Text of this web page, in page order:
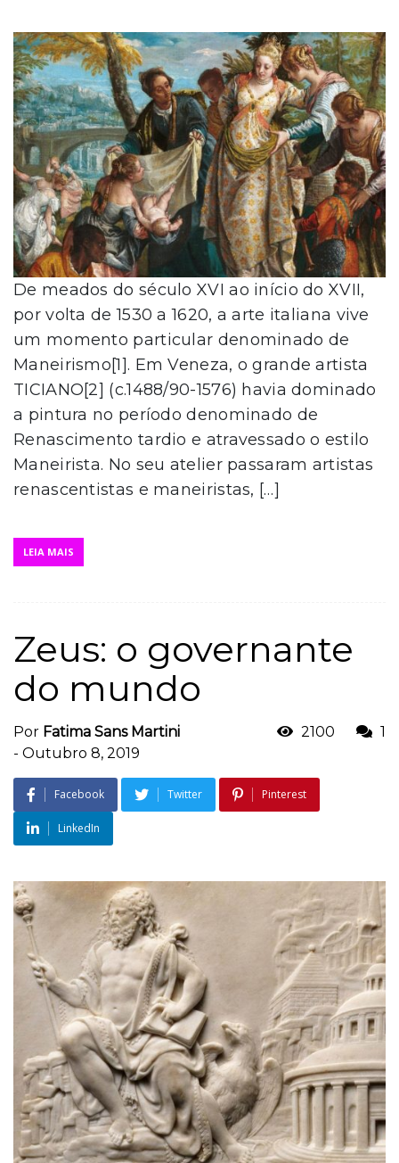
De meados do século XVI ao início do XVII,
por volta de 1530 a 1620, a arte italiana vive
um momento particular denominado de
Maneirismo[1]. Em Veneza, o grande artista
TICIANO[2] (c.1488/90-1576) havia dominado
a pintura no período denominado de
Renascimento tardio e atravessado o estilo
Maneirista. No seu atelier passaram artistas
renascentistas e maneiristas, […]
LEIA MAIS
Zeus: o governante
do mundo
Por Fatima Sans Martini
- Outubro 8, 2019
2100 1
Facebook Twitter Pinterest
LinkedIn